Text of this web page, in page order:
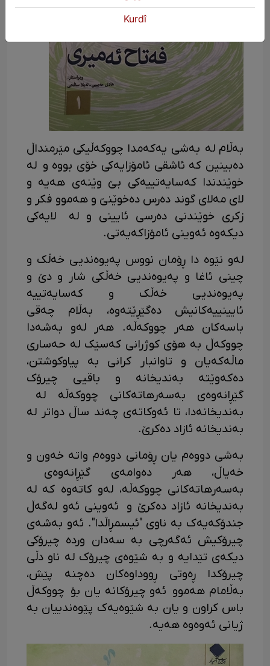
بەڵام لە بەشی یەکەمدا چووکەڵیکی مێرمنداڵ
دەبینین کە ئاشقی ئامۆزایەکی خۆی بووە و لە
خوێندندا کەسایەتییەکی بێ وێنەی هەیە و
لای مەلای گوند دەرس دەخوێنێ و هەموو فکر و
زکری خوێندنی دەرسی ئایینی و لە لایەکی
دیکەوە ئەوینی ئامۆزاکەیەتی.
لەو نێوە دا ڕۆمان نووس پەیوەندیی خەڵک و
چینی ئاغا و پەیوەندیی خەڵکی شار و دێ و
پەیوەندیی خەڵک و کەسایەتییە
ئایینییەکانیش دەگێڕێتەوە، بەڵام چەقی
باسەکان هەر چووکەڵە. هەر لەو بەشەدا
چووکەڵ بە هۆی کوژرانی کەسێک لە حەساری
ماڵەکەیان و تاوانبار کرانی بە پیاوکوشتن،
دەکەوێتە بەندیخانە و باقیی چیرۆک
گێڕانەوەی بەسەرهاتەکانی چووکەڵە لە
بەندیخانەدا، تا ئەوکاتەی چەند ساڵ دواتر لە
بەندیخانە ئازاد دەکرێ.
بەشی دووەم یان ڕۆمانی دووەم واتە خەون و
خەیاڵ، هەر دەوامەی گێڕانەوەی
بەسەرهاتەکانی چووکەڵە، لەو کاتەوە کە لە
بەندیخانە ئازاد دەکرێ و ئەوینی ئەو لەگەڵ
جندۆکەیەک بە ناوی "ئیسمڕاڵدا". ئەو بەشەی
چیرۆکیش ئەگەرچی بە سەدان وردە چیرۆکی
دیکەی تێدایە و بە شێوەی چیرۆک لە ناو دڵی
چیرۆکدا ڕەوتی ڕووداوەکان دەچنە پێش،
بەڵامام هەموو ئەو چیرۆکانە یان بۆ چووکەڵ
باس کراون و یان بە شێوەیەک پێوەندییان بە
ژیانی ئەوەوە هەیە.
Kurdî